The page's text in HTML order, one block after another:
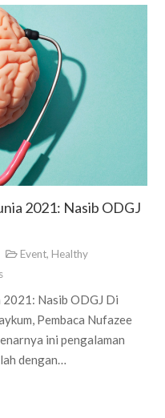
2021: Nasib ODGJ
Event, Healthy
Nasib ODGJ Di
Pembaca Nufazee
ini pengalaman
dengan…